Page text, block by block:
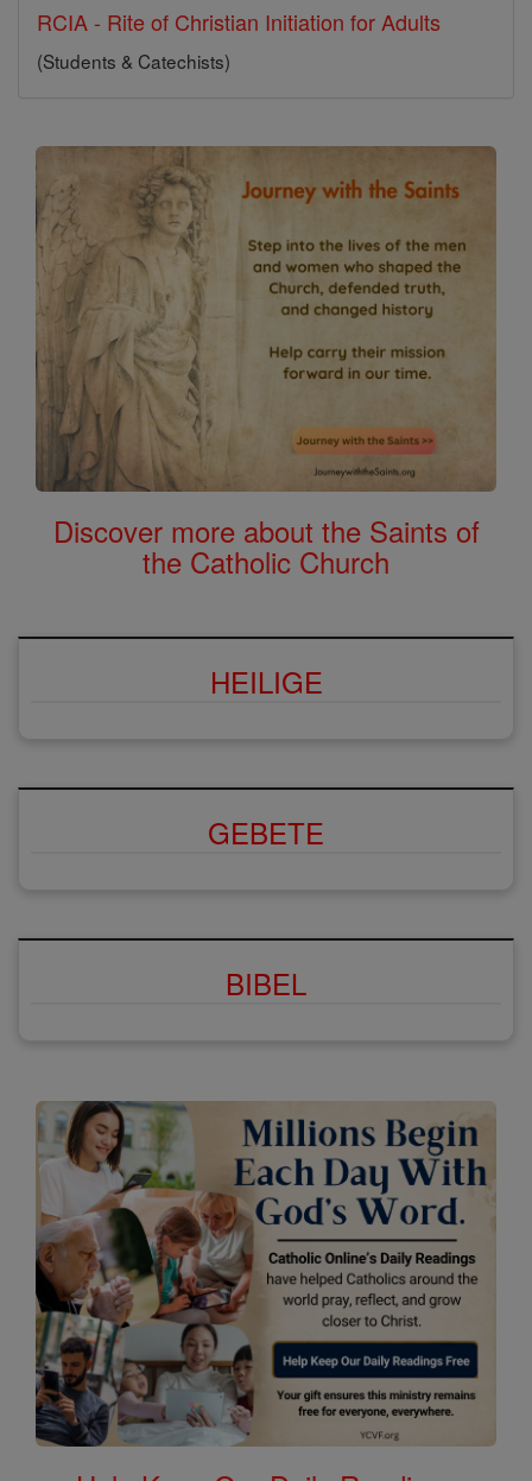
RCIA - Rite of Christian Initiation for Adults
(Students & Catechists)
Discover more about the Saints of
the Catholic Church
HEILIGE
GEBETE
BIBEL